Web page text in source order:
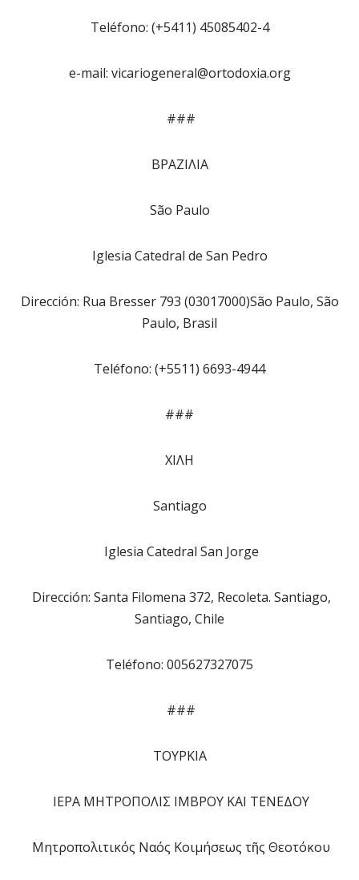
Teléfono: (+5411) 45085402-4
e-mail: vicariogeneral@ortodoxia.org
###
ΒΡΑΖΙΛΙΑ
São Paulo
Iglesia Catedral de San Pedro
Dirección: Rua Bresser 793 (03017000)São Paulo, São
Paulo, Brasil
Teléfono: (+5511) 6693-4944
###
ΧΙΛΗ
Santiago
Iglesia Catedral San Jorge
Dirección: Santa Filomena 372, Recoleta. Santiago,
Santiago, Chile
Teléfono: 005627327075
###
ΤΟΥΡΚΙΑ
ΙΕΡΑ ΜΗΤΡΟΠΟΛΙΣ ΙΜΒΡΟΥ ΚΑΙ ΤΕΝΕΔΟΥ
Μητροπολιτικός Ναός Κοιμήσεως τῆς Θεοτόκου